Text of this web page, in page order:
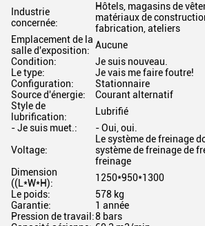
Industrie
concernée:
Hôtels, magasins de
matériaux de
fabrication, ateliers
Emplacement de la
salle d'exposition: Aucune
Condition:
Je suis nouveau.
Le type:
Je vais me faire foutre!
Configuration:
Stationnaire
Source d'énergie:
Courant alternatif
Style de
lubrification:
Lubrifié
- Je suis muet.:
- Oui, oui.
Voltage:
Le système de freinage
système de freinage de
freinage
Dimension
((L*W*H):
1250*950*1300
Le poids:
578 kg
Garantie:
1 année
Pression de travail:8 bars